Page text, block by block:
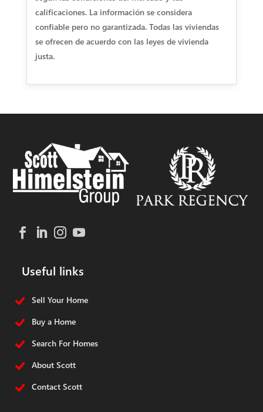
calificaciones. La información se considera
confiable pero no garantizada. Todas las viviendas
se ofrecen de acuerdo con las leyes de vivienda
justa.
Useful links
Sell Your Home
Buy a Home
Search For Homes
About Scott
Contact Scott